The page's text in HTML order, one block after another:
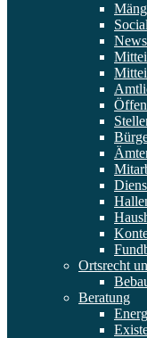
Ortsrecht
Beratung